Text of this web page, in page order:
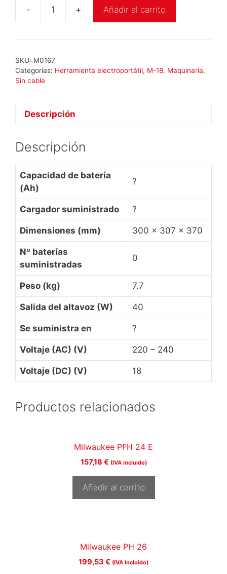
-
Milwaukee
RC-
cantidad
+ Añadir al carrito
SKU: M0167
Categorías: Herramienta electroportátil, M-18, Maquinaria,
Sin cable
Descripción
Descripción
Capacidad de batería
(Ah)
?
Cargador suministrado ?
Dimensiones (mm) 300 x 307 x 370
Nº baterías
suministradas
0
Peso (kg) 7.7
Salida del altavoz (W) 40
Se suministra en ?
Voltaje (AC) (V) 220 – 240
Voltaje (DC) (V) 18
Productos relacionados
Milwaukee PFH 24 E
157,18 € (IVA incluido)
Añadir al carrito
Milwaukee PH 26
199,53 € (IVA incluido)